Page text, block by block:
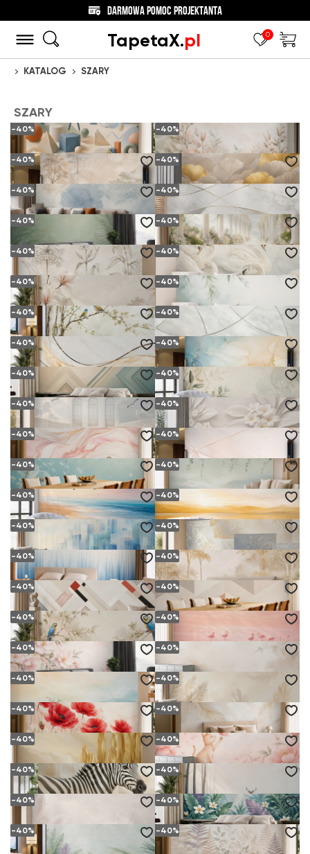
DARMOWA POMOC PROJEKTANTA
TapetaX.pl 0
STRONA GŁÓWNA
KATALOG SZARY
SZARY
-40%
GEOMETRYCZNE KSZTAŁTY I WZORY MATEMATYCZNE PASTELOWE NOWOCZESNE
od 19. 58 zł(36.
-40%
DELIKATNE LIŚCIE PASTELOWE BEŻOWO RÓŻOWE DO SYPIALNI
19.58zł(36. 94 zł)
-40%
DRZEWA W BEŻOWEJ MGLE Z MOTYWEM SŁOJÓW DREWNA
od19.58zł (36.94zł)
-40%
LIŚCIE MIŁORZĘBU BEŻOWO ZŁOTE NOWOCZESNA ELEGANCJA
od zł(36. zł)
-40%
ABSTRAKCYJNE SŁOJE DREWNA BEŻOWO BŁĘKITNE NOWOCZESNE
od19.
-40%
BIAŁY MARMUR Z GEOMETRYCZNYMI ZŁOTYMI LINIAMI NOWOCZESNA
od19.58zł(36.94zł)
-40%
LIŚCIE TROPIKALNE SZAŁWIOWE ZE ZŁOTĄ GEOMETRYCZNĄ SIATKĄ
od19. zł(36. 94zł)
-40%
19. 58 zł(36.94zł)
-40%
od19. 58zł(36.
-40%
19. 58 (36.
-40%
KWIATY MAGNOLII BEŻOWE NA MGLISTYM KRAJOBRAZIE
od19. zł(36. 94zł)
-40%
ZWISAJĄCE LIŚCIE EUKALIPTUSA PASTELOWE DELIKATNE DO SYPIALNI
od (36.94zł)
-40%
PTAKI NA GAŁĘZI BRZOZY WE MGLISTEJ LEŚNEJ SCENERII
od19. 58zł(36.94
-40%
od 19. 58 zł
-40%
BIAŁY MARMUR ZE ZŁOTĄ FALĄ NOWOCZESNA ABSTRAKCJA DO SALONU
od 19.58zł(36.94zł)
-40%
ABSTRAKCYJNY MARMUR BŁĘKITNY ZE ZŁOTYMI ŻYŁKAMI ELEGANCKI
od19.58zł(36. 94zł)
-40%
GEOMETRYCZNE PANELE BEŻOWO BŁĘKITNE ZE ZŁOTYMI AKCENTAMI
od 19.58zł(36. 94zł)
-40%
DELIKATNE LIŚCIE I GAŁĄZKI BEŻOWO ZIELONE W STYLU BOTANICZNYM
od 58zł(36. zł)
-40%
PAŁAC W CHMURACH Z MEWAMI JASNA SURREALISTYCZNA ELEGANCJA
19.58 zł (36.94 zł)
-40%
od 19. 58 zł(36.
-40%
od19.58zł(36.94zł)
-40%
GEOMETRYCZNY MARMUR PUDROWY RÓŻ ZE ZŁOTYMI LINIAMI
zł zł)
-40%
od19.58zł(36.94zł)
-40%
od19.58zł(36.94zł)
-40%
SPOKOJNA PLAŻA O WSCHODZIE SŁOŃCA Z LECĄCYMI PTAKAMI
od (36. zł)
-40%
ZŁOCISTY KRAJOBRAZ JEZIORA O ŚWICIE W DELIKATNYCH PASTELACH
od 58zł (36.
-40%
od19. 58zł(36.94zł)
-40%
ORNAMENT PAISLEY BEŻOWO NIEBIESKI ELEGANCKI WZÓR PATCHWORKOWY
od19. 58zł 94zł)
-40%
ABSTRAKCYJNE NIEBIESKIE SMUGI ŚWIETLNE NOWOCZESNY GRADIENT
19.58 zł(36. zł)
-40%
od19. 58zł(36.94zł)
-40%
GEOMETRYCZNA BEŻOWA Z CZERWIENIĄ I CZERNIĄ NOWOCZESNA ABSTRAKCJA
od19. 58zł(36.94zł)
-40%
zł(36. 94zł)
-40%
PAPUGI NA KWITNĄCYCH GAŁĘZIACH BEŻOWA ELEGANCKA ORIENTALNA
od19. 58zł(36.94
-40%
od19.58zł(36.
-40%
zł
-40%
od 58zł
-40%
19. 58zł(36.94zł)
-40%
zł(36.94zł)
-40%
CZERWONE MAKI NA JASNYM TLE ROMANTYCZNA DO SALONU
od 19.58 zł(36. zł)
-40%
PIÓRA BEŻOWO ZŁOTE NA JASNYM TLE SUBTELNA ELEGANCJA
od19.58zł (36. zł)
-40%
ZŁOTE PIÓRA NA KREMOWYM TLE GLAMOUR DO ELEGANCKIEGO WNĘTRZA
od19.58zł(36.94zł)
-40%
od19. 58 zł
-40% -40%
JELENIE W MGLISTYM LESIE O PORANKU SPOKOJNA NATURALNA SCENERIA
od 19.58zł(36.94zł)
-40%
od19. zł (36. 94zł)
-40%
LIŚCIE TROPIKALNE I BIAŁE KWIATY W PASTELOWEJ DŻUNGLI
19.58zł(36.94zł)
-40% -40%